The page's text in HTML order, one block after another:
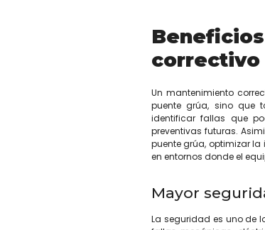
correctivo
Un mantenimiento
puente grúa, sino que
identificar fallas que
preventivas futuras.
puente grúa, optimizar
en entornos donde el
Mayor
La seguridad es uno de